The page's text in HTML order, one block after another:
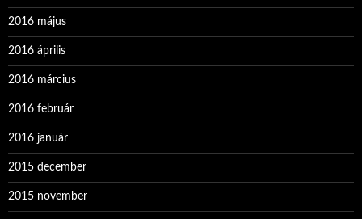
2016 május
2016 április
2016 március
2016 február
2016 január
2015 december
2015 november